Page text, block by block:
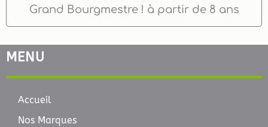
Grand Bourgmestre ! à partir de 8 ans
MENU
Accueil
Nos Marques